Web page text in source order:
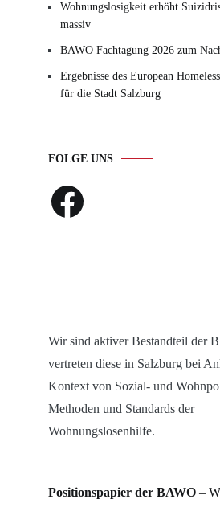
Wohnungslosigkeit erhöht
massiv
BAWO Fachtagung 2026 zum
Ergebnisse des European
für die Stadt Salzburg
FOLGE UNS
Facebook
Wir sind aktiver Bestandteil der
vertreten diese in Salzburg bei
Kontext von Sozial- und
Methoden und Standards der
Wohnungslosenhilfe.
Positionspapier der BAWO –